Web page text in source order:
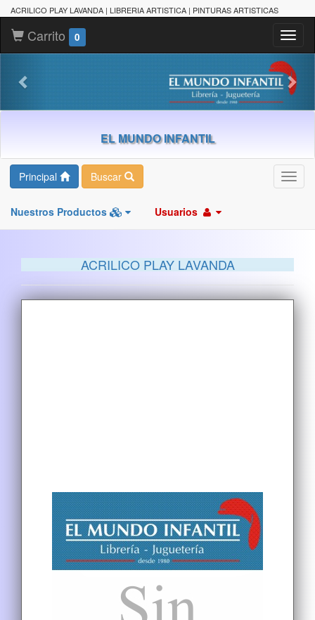
ACRILICO PLAY LAVANDA | LIBRERIA ARTISTICA | PINTURAS ARTISTICAS
Carrito 0
EL MUNDO INFANTIL
Principal Buscar
Nuestros Productos Usuarios
ACRILICO PLAY LAVANDA